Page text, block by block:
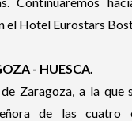
el Hotel Eurostars
- HUESCA.
Zaragoza, a la que
de las cuatro